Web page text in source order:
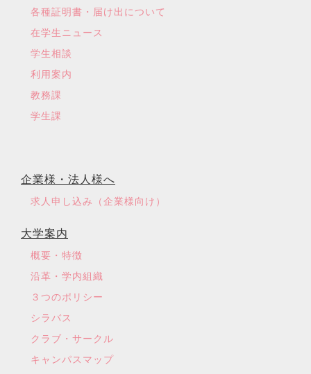
各種証明書・届け出について
在学生ニュース
学生相談
利用案内
教務課
学生課
企業様・法人様へ
求人申し込み（企業様向け）
大学案内
概要・特徴
沿革・学内組織
３つのポリシー
シラバス
クラブ・サークル
キャンパスマップ